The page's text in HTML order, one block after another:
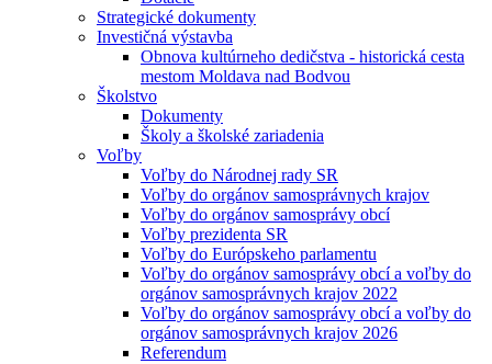
Strategické dokumenty
Investičná výstavba
Obnova kultúrneho dedičstva - historická cesta
mestom Moldava nad Bodvou
Školstvo
Dokumenty
Školy a školské zariadenia
Voľby
Voľby do Národnej rady SR
Voľby do orgánov samosprávnych krajov
Voľby do orgánov samosprávy obcí
Voľby prezidenta SR
Voľby do Európskeho parlamentu
Voľby do orgánov samosprávy obcí a voľby do
orgánov samosprávnych krajov 2022
Voľby do orgánov samosprávy obcí a voľby do
orgánov samosprávnych krajov 2026
Referendum